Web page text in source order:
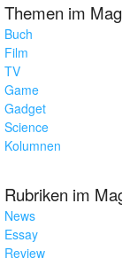
Themen im
Buch
Film
TV
Game
Gadget
Science
Kolumnen
Rubriken im
News
Essay
Review